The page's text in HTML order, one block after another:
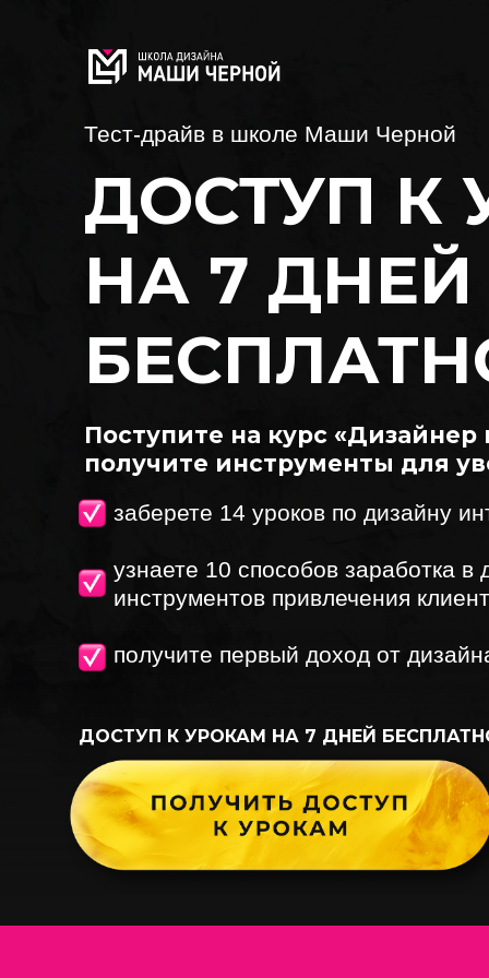
Тест-драйв в школе Маши Черной
ДОСТУП К
НА 7 ДНЕЙ
Поступите на курс «Дизайнер
получите инструменты для
заберете 14 уроков по дизайну
узнаете 10 способов заработка
инструментов привлечения
получите первый доход от
ДОСТУП К УРОКАМ НА 7 ДНЕЙ